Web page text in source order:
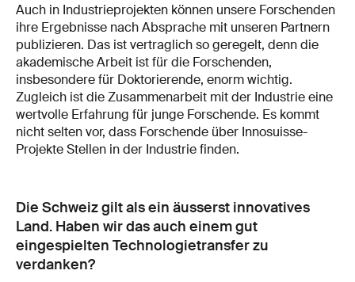
Auch in Industrieprojekten können unsere Forschenden
ihre Ergebnisse nach Absprache mit unseren Partnern
publizieren. Das ist vertraglich so geregelt, denn die
akademische Arbeit ist für die Forschenden,
insbesondere für Doktorierende, enorm wichtig.
Zugleich ist die Zusammenarbeit mit der Industrie eine
wertvolle Erfahrung für junge Forschende. Es kommt
nicht selten vor, dass Forschende über Innosuisse-
Projekte Stellen in der Industrie finden.
Die Schweiz gilt als ein äusserst innovatives
Land. Haben wir das auch einem gut
eingespielten Technologietransfer zu
verdanken?